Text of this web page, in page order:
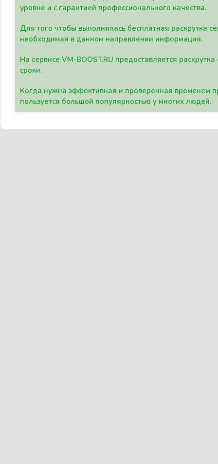
уровне и с гарантией профессионального качества.
Для того чтобы выполнялась бесплатная раскрутка
необходимая в данном направлении информация.
На сервисе VM-BOOST.RU предоставляется
сроки.
Когда нужна эффективная и проверенная временем
пользуется большой популярностью у многих людей.